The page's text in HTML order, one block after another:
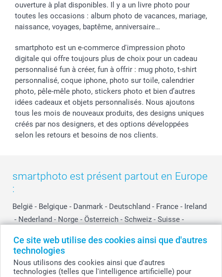
Ce site web utilise des cookies ainsi que d'autres
technologies
Nous utilisons des cookies ainsi que d'autres
technologies (telles que l'intelligence artificielle) pour
ouverture à plat disponibles. Il y a un livre photo pour
toutes les occasions : album photo de vacances, mariage,
naissance, voyages, baptême, anniversaire…
smartphoto est un e-commerce d'impression photo
digitale qui offre toujours plus de choix pour un cadeau
personnalisé fun à créer, fun à offrir : mug photo, t-shirt
personnalisé, coque iphone, photo sur toile, calendrier
photo, pêle-mêle photo, stickers photo et bien d’autres
idées cadeaux et objets personnalisés. Nous ajoutons
tous les mois de nouveaux produits, des designs uniques
créés par nos designers, et des options développées
selon les retours et besoins de nos clients.
smartphoto est présent partout en Europe
:
België - Belgique - Danmark - Deutschland - France - Ireland
- Nederland - Norge - Österreich - Schweiz - Suisse -
Other Countries